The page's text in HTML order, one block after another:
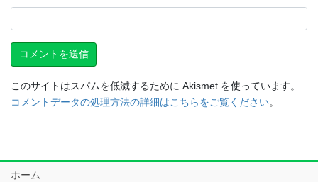
このサイトはスパムを低減するために Akismet を使っています。
コメントデータの処理方法の詳細はこちらをご覧ください。
ホーム